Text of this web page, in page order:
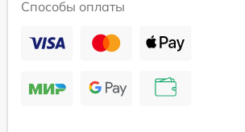
Способы оплаты